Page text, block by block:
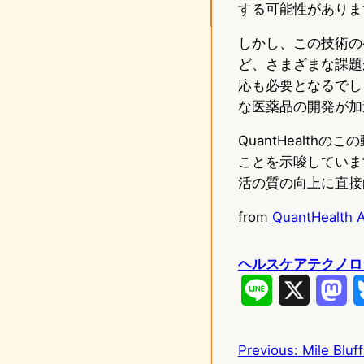
する可能性があり
しかし、この技術
ど、さまざまな課
応も必要となるで
な医薬品の開発が
QuantHealthのこの
ことを示唆してい
活の質の向上に直
from QuantHealth
ヘルスケアテクノ
n
s
Previous: Mile